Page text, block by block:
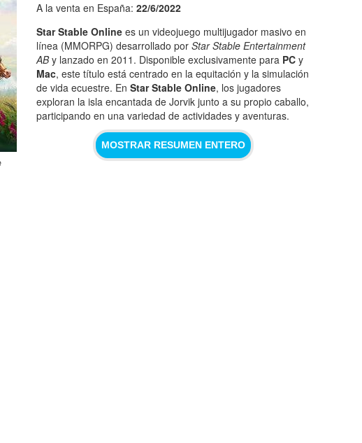
A la venta en España: 22/6/2022
Star Stable Online es un videojuego multijugador masivo en
línea (MMORPG) desarrollado por Star Stable Entertainment
ABy lanzado en 2011. Disponible exclusivamente para PC y
Mac, este título está centrado en la equitación y la simulación
de vida ecuestre. En Star Stable Online, los jugadores
exploran la isla encantada de Jorvik junto a su propio caballo,
participando en una variedad de actividades y aventuras.
MOSTRAR RESUMEN ENTERO